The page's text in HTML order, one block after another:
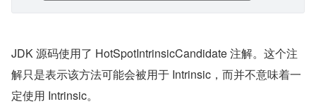
JDK 源码使用了 HotSpotIntrinsicCandidate 注解。这个注
解只是表示该方法可能会被用于 Intrinsic，而并不意味着一
定使用 Intrinsic。